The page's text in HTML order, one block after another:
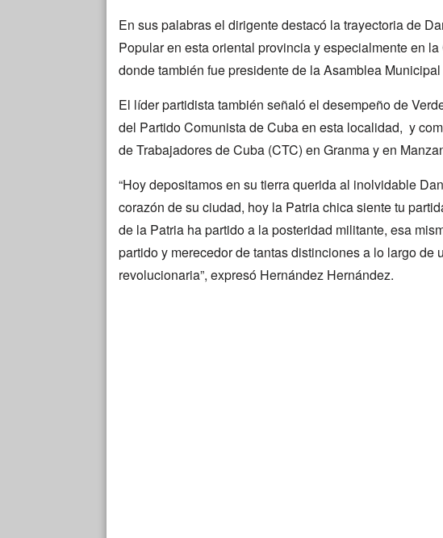
En sus palabras el dirigente destacó la trayectoria de
Popular en esta oriental provincia y especialmente en
donde también fue presidente de la Asamblea
El líder partidista también señaló el desempeño de
del Partido Comunista de Cuba en esta localidad, y
de Trabajadores de Cuba (CTC) en Granma y en
“Hoy depositamos en su tierra querida al inolvidable
corazón de su ciudad, hoy la Patria chica siente tu
de la Patria ha partido a la posteridad militante, esa
partido y merecedor de tantas distinciones a lo largo de
revolucionaria”, expresó Hernández Hernández.